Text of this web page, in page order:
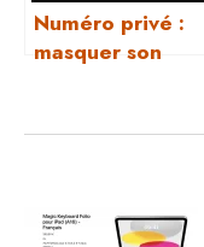
Numéro privé :
masquer son